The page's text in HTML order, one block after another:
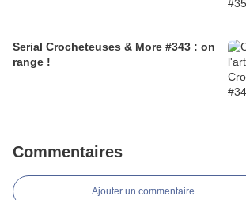
Serial Crocheteuses & More #343 : on
range !
Commentaires
Ajouter un commentaire